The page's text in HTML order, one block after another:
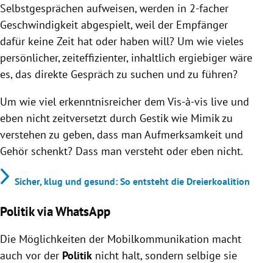
Selbstgesprächen aufweisen, werden in 2-facher
Geschwindigkeit abgespielt, weil der Empfänger
dafür keine Zeit hat oder haben will? Um wie vieles
persönlicher, zeiteffizienter, inhaltlich ergiebiger wäre
es, das direkte Gespräch zu suchen und zu führen?
Um wie viel erkenntnisreicher dem Vis-à-vis live und
eben nicht zeitversetzt durch Gestik wie Mimik zu
verstehen zu geben, dass man Aufmerksamkeit und
Gehör schenkt? Dass man versteht oder eben nicht.
Sicher, klug und gesund: So entsteht die Dreierkoalition
Politik via WhatsApp
Die Möglichkeiten der Mobilkommunikation macht
auch vor der Politik nicht halt, sondern selbige sie